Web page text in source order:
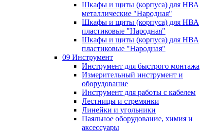
Шкафы и щиты (корпуса) для НВА
металлические "Народная"
Шкафы и щиты (корпуса) для НВА
пластиковые "Народная"
Шкафы и щиты (корпуса) для НВА
пластиковые "Народная"
09 Инструмент
Инструмент для быстрого монтажа
Измерительный инструмент и
оборудование
Инструмент для работы с кабелем
Лестницы и стремянки
Линейки и угольники
Паяльное оборудование, химия и
аксессуары